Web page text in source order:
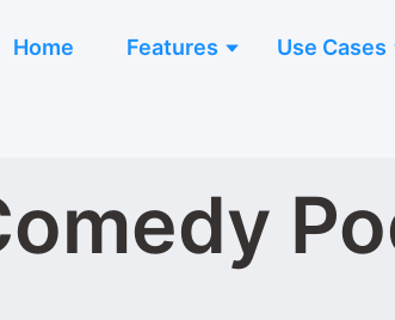
Home Features Use Cases